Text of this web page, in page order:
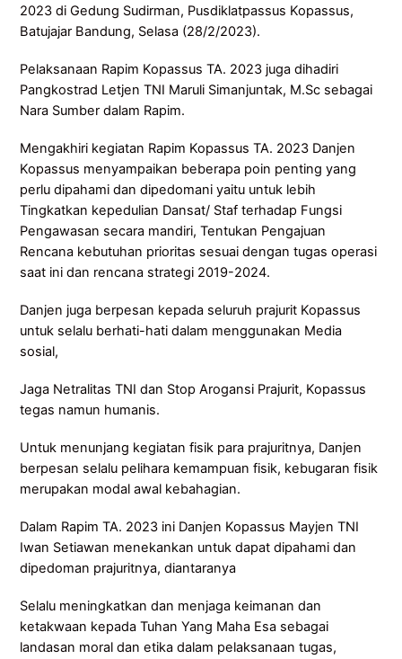
2023 di Gedung Sudirman, Pusdiklatpassus Kopassus,
Batujajar Bandung, Selasa (28/2/2023).
Pelaksanaan Rapim Kopassus TA. 2023 juga dihadiri
Pangkostrad Letjen TNI Maruli Simanjuntak, M.Sc sebagai
Nara Sumber dalam Rapim.
Mengakhiri kegiatan Rapim Kopassus TA. 2023 Danjen
Kopassus menyampaikan beberapa poin penting yang
perlu dipahami dan dipedomani yaitu untuk lebih
Tingkatkan kepedulian Dansat/ Staf terhadap Fungsi
Pengawasan secara mandiri, Tentukan Pengajuan
Rencana kebutuhan prioritas sesuai dengan tugas operasi
saat ini dan rencana strategi 2019-2024.
Danjen juga berpesan kepada seluruh prajurit Kopassus
untuk selalu berhati-hati dalam menggunakan Media
sosial,
Jaga Netralitas TNI dan Stop Arogansi Prajurit, Kopassus
tegas namun humanis.
Untuk menunjang kegiatan fisik para prajuritnya, Danjen
berpesan selalu pelihara kemampuan fisik, kebugaran fisik
merupakan modal awal kebahagian.
Dalam Rapim TA. 2023 ini Danjen Kopassus Mayjen TNI
Iwan Setiawan menekankan untuk dapat dipahami dan
dipedoman prajuritnya, diantaranya
Selalu meningkatkan dan menjaga keimanan dan
ketakwaan kepada Tuhan Yang Maha Esa sebagai
landasan moral dan etika dalam pelaksanaan tugas,